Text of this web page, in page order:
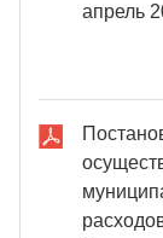
апрель